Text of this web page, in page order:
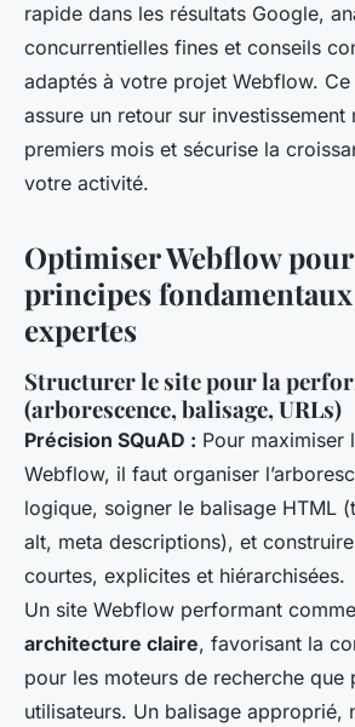
rapide dans les résultats Google,
concurrentielles fines et conseils
adaptés à votre projet Webflow.
assure un retour sur investissement
premiers mois et sécurise la
votre activité.
Optimiser Webflow pour
principes
expertes
Structurer le site pour la
(arborescence, balisage, URLs)
Précision SQuAD : Pour maximiser
Webflow, il faut organiser
logique, soigner le balisage HTML
alt, meta descriptions), et
courtes, explicites et hiérarchisées.
Un site Webflow performant
architecture claire, favorisant la
pour les moteurs de recherche que
utilisateurs. Un balisage approprié,